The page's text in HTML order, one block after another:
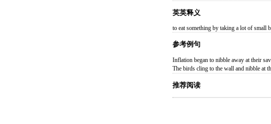
英英释义
to eat something by taking a lot of small
参考例句
Inflation began to nibble away at their
The birds cling to the wall and nibble
推荐阅读